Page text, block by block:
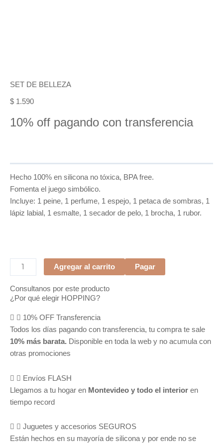
SET DE BELLEZA
$ 1.590
10% off pagando con transferencia
Hecho 100% en silicona no tóxica, BPA free.
Fomenta el juego simbólico.
Incluye: 1 peine, 1 perfume, 1 espejo, 1 petaca de sombras, 1
lápiz labial, 1 esmalte, 1 secador de pelo, 1 brocha, 1 rubor.
SET
DE
BELLEZA
cantidad
Agregar al carrito Pagar
Consultanos por este producto
¿Por qué elegir HOPPING?
10% OFF Transferencia
Todos los días pagando con transferencia, tu compra te sale
10% más barata. Disponible en toda la web y no acumula con
otras promociones
Envíos FLASH
Llegamos a tu hogar en Montevideo y todo el interior en
tiempo record
Juguetes y accesorios SEGUROS
Están hechos en su mayoría de silicona y por ende no se